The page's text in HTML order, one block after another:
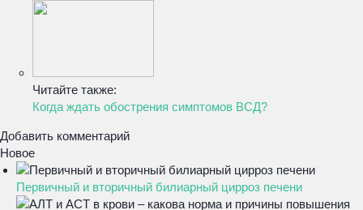
Читайте также:
Когда ждать обострения симптомов ВСД?
Добавить комментарий
Новое
Первичный и вторичный билиарный цирроз печени